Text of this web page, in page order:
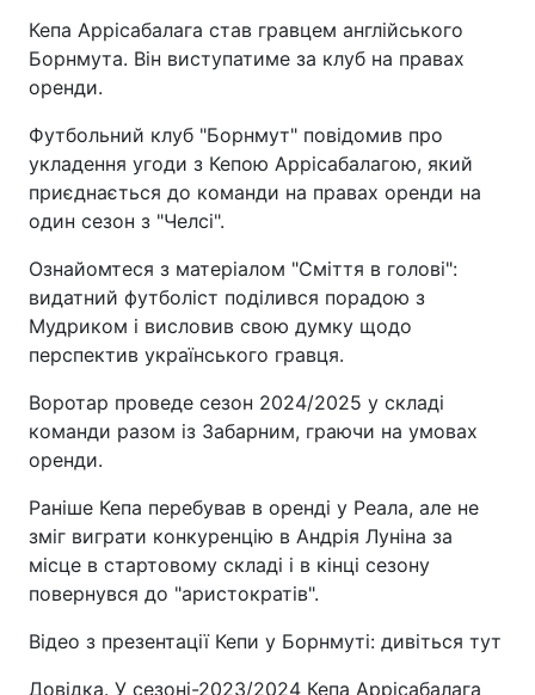
Кепа Аррісабалага став гравцем англійського
Борнмута. Він виступатиме за клуб на правах
оренди.
Футбольний клуб "Борнмут" повідомив про
укладення угоди з Кепою Аррісабалагою, який
приєднається до команди на правах оренди на
один сезон з "Челсі".
Ознайомтеся з матеріалом "Сміття в голові":
видатний футболіст поділився порадою з
Мудриком і висловив свою думку щодо
перспектив українського гравця.
Воротар проведе сезон 2024/2025 у складі
команди разом із Забарним, граючи на умовах
оренди.
Раніше Кепа перебував в оренді у Реала, але не
зміг виграти конкуренцію в Андрія Луніна за
місце в стартовому складі і в кінці сезону
повернувся до "аристократів".
Відео з презентації Кепи у Борнмуті: дивіться тут
Довідка. У сезоні-2023/2024 Кепа Аррісабалага